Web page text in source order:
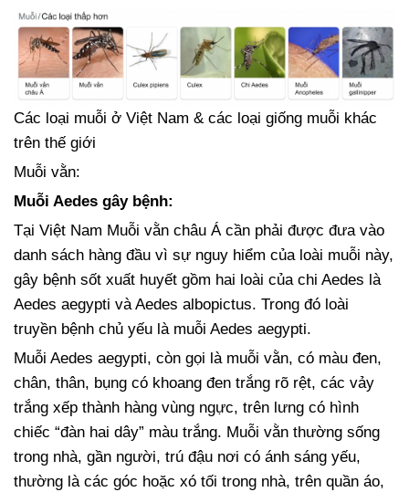
Các loại muỗi ở Việt Nam & các loại giống muỗi khác
trên thế giới
Muỗi vằn:
Muỗi Aedes gây bệnh:
Tại Việt Nam Muỗi vằn châu Á cần phải được đưa vào
danh sách hàng đầu vì sự nguy hiểm của loài muỗi này,
gây bệnh sốt xuất huyết gồm hai loài của chi Aedes là
Aedes aegypti và Aedes albopictus. Trong đó loài
truyền bệnh chủ yếu là muỗi Aedes aegypti.
Muỗi Aedes aegypti, còn gọi là muỗi vằn, có màu đen,
chân, thân, bụng có khoang đen trắng rõ rệt, các vảy
trắng xếp thành hàng vùng ngực, trên lưng có hình
chiếc “đàn hai dây” màu trắng. Muỗi vằn thường sống
trong nhà, gần người, trú đậu nơi có ánh sáng yếu,
thường là các góc hoặc xó tối trong nhà, trên quần áo,